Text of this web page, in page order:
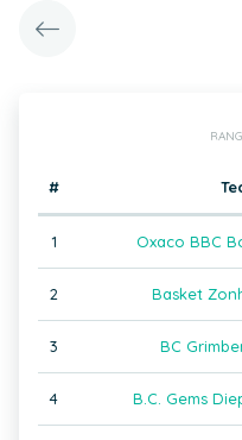
#
1 Oxaco BBC
2 Basket
3 BC
4 B.C. Gems